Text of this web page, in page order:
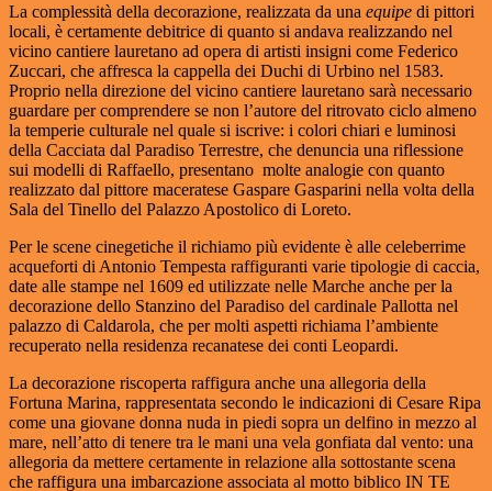
La complessità della decorazione, realizzata da una equipe di pittori
locali, è certamente debitrice di quanto si andava realizzando nel
vicino cantiere lauretano ad opera di artisti insigni come Federico
Zuccari, che affresca la cappella dei Duchi di Urbino nel 1583.
Proprio nella direzione del vicino cantiere lauretano sarà necessario
guardare per comprendere se non l’autore del ritrovato ciclo almeno
la temperie culturale nel quale si iscrive: i colori chiari e luminosi
della Cacciata dal Paradiso Terrestre, che denuncia una riflessione
sui modelli di Raffaello, presentano molte analogie con quanto
realizzato dal pittore maceratese Gaspare Gasparini nella volta della
Sala del Tinello del Palazzo Apostolico di Loreto.
Per le scene cinegetiche il richiamo più evidente è alle celeberrime
acqueforti di Antonio Tempesta raffiguranti varie tipologie di caccia,
date alle stampe nel 1609 ed utilizzate nelle Marche anche per la
decorazione dello Stanzino del Paradiso del cardinale Pallotta nel
palazzo di Caldarola, che per molti aspetti richiama l’ambiente
recuperato nella residenza recanatese dei conti Leopardi.
La decorazione riscoperta raffigura anche una allegoria della
Fortuna Marina, rappresentata secondo le indicazioni di Cesare Ripa
come una giovane donna nuda in piedi sopra un delfino in mezzo al
mare, nell’atto di tenere tra le mani una vela gonfiata dal vento: una
allegoria da mettere certamente in relazione alla sottostante scena
che raffigura una imbarcazione associata al motto biblico IN TE